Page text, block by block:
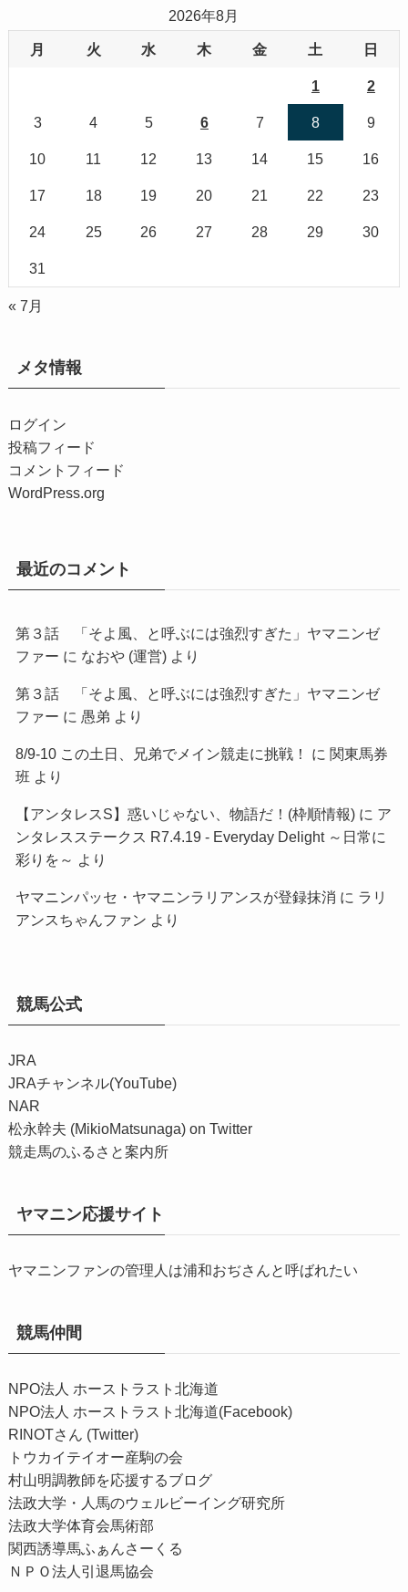
2026年8月
月 火 水 木 金 土 日
1 2
3 4 5 6 7 8 9
10 11 12 13 14 15 16
17 18 19 20 21 22 23
24 25 26 27 28 29 30
31
« 7月
メタ情報
ログイン
投稿フィード
コメントフィード
WordPress.org
最近のコメント
第３話 「そよ風、と呼ぶには強烈すぎた」ヤマニンゼ
ファー に なおや (運営)より
第３話 「そよ風、と呼ぶには強烈すぎた」ヤマニンゼ
ファー に 愚弟 より
8/9-10 この土日、兄弟でメイン競走に挑戦！ に 関東馬券
班 より
【アンタレスS】惑いじゃない、物語だ！(枠順情報)に ア
ンタレスステークス R7.4.19 - Everyday Delight ～日常に
彩りを～ より
ヤマニンパッセ・ヤマニンラリアンスが登録抹消 に ラリ
アンスちゃんファン より
競馬公式
JRA
JRAチャンネル(YouTube)
NAR
松永幹夫 (MikioMatsunaga) on Twitter
競走馬のふるさと案内所
ヤマニン応援サイト
ヤマニンファンの管理人は浦和おぢさんと呼ばれたい
競馬仲間
NPO法人 ホーストラスト北海道
NPO法人 ホーストラスト北海道(Facebook)
RINOTさん (Twitter)
トウカイテイオー産駒の会
村山明調教師を応援するブログ
法政大学・人馬のウェルビーイング研究所
法政大学体育会馬術部
関西誘導馬ふぁんさーくる
ＮＰＯ法人引退馬協会